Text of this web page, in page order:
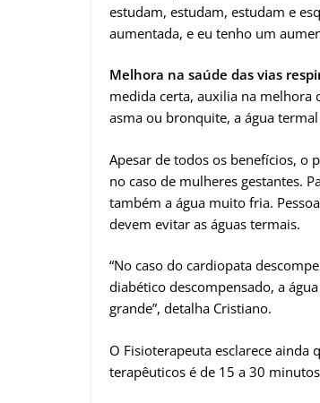
estudam, estudam, estudam e
aumentada, e eu tenho um
Melhora na saúde das vias
medida certa, auxilia na melhora
asma ou bronquite, a água
Apesar de todos os benefícios, o
no caso de mulheres gestantes.
também a água muito fria.
devem evitar as águas termais.
“No caso do cardiopata
diabético descompensado, a
grande”, detalha Cristiano.
O Fisioterapeuta esclarece ainda
terapêuticos é de 15 a 30